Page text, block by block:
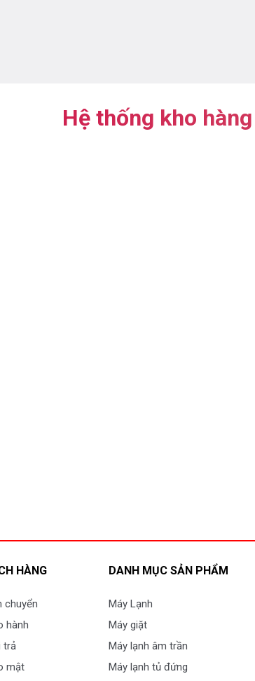
Hệ thống kho hàng
HÀNG
chuyển
hành
trả
mật
DANH MỤC SẢN PHẨM
Máy Lạnh
Máy giặt
Máy lạnh âm trần
Máy lạnh tủ đứng